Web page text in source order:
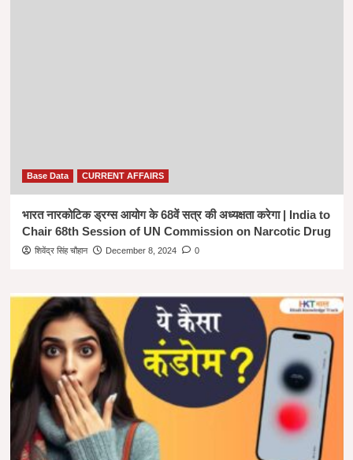
Base Data CURRENT AFFAIRS
भारत नारकोटिक ड्रग्स आयोग के 68वें सत्र की अध्यक्षता करेगा | India to
Chair 68th Session of UN Commission on Narcotic Drug
शिवेंद्र सिंह चौहान December 8, 2024 0